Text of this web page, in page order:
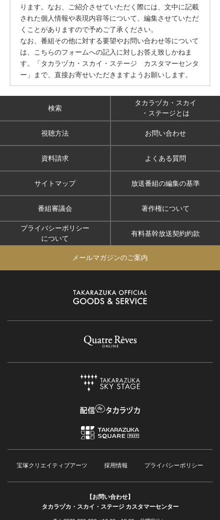
ります。なお、ご紹介させていただく際には、文中に記載
された個人情報や表現内容等について、編集させていただ
くことがありますので予めご了承ください。
なお、番組その他に対する要望やお問い合わせ等について
は、こちらのフォームへの記入に対しお答え致しかねま
す。「タカラヅカ・スカイ・ステージ カスタマーセンタ
ー」まで、直接お寄せいただきますようお願いします。
検索
タカラヅカ・スカイ
・ステージとは
視聴方法 お問い合わせ
資料請求 よくある質問
サイトマップ 放送番組の編集の基準
番組審議会 著作権について
プライバシーポリシー
について
有料基幹放送契約約款
メールマガジンのご案内
宝塚クリエイティブアーツ 採用情報 プライバシーポリシー
【お問い合わせ】
タカラヅカ・スカイ・ステージ カスタマーセンター